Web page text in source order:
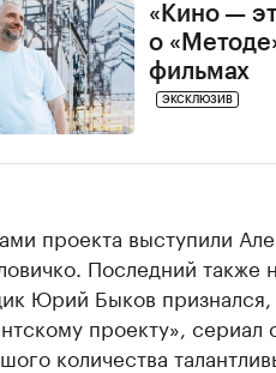
«Кино —
о
фильмах
ЭКСКЛЮЗИВ
проекта выступили
Последний также
Юрий Быков
проекту», сериал
количества